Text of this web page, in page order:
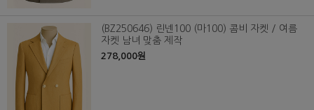
(BZ250646) 린넨100 (마100) 콤비 자켓 / 여름
자켓 남녀 맞춤 제작
278,000원